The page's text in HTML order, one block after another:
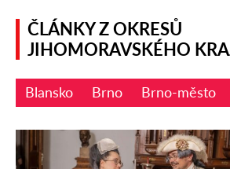
ČLÁNKY Z OKRESŮ
JIHOMORAVSKÉHO
Blansko Brno Brno-město